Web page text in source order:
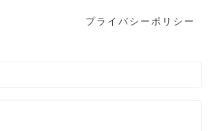
プライバシーポリシー